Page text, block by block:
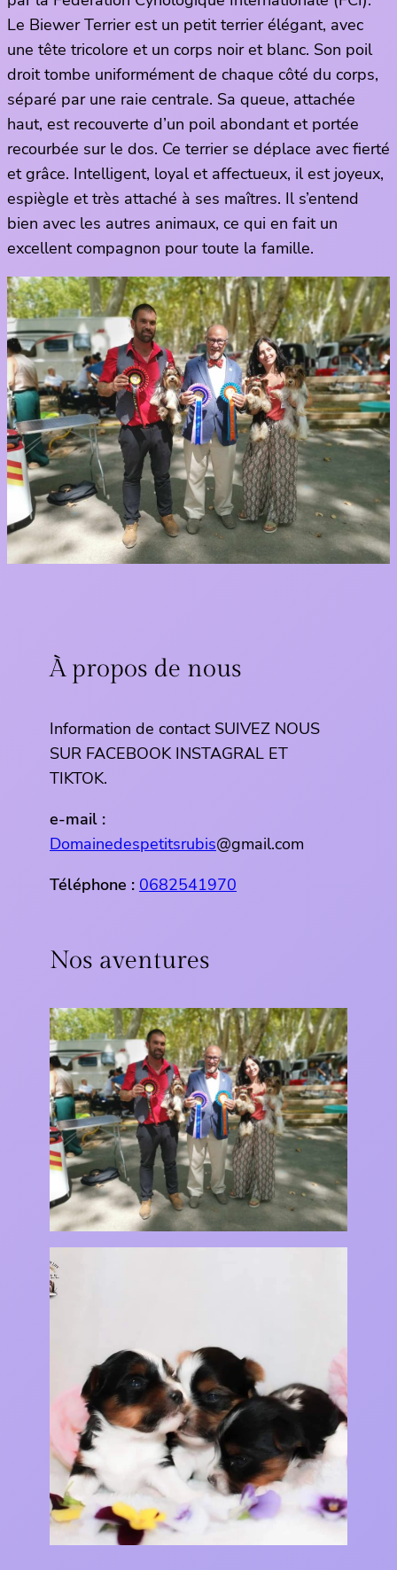
Le Biewer Terrier est un petit terrier élégant, avec
une tête tricolore et un corps noir et blanc. Son poil
droit tombe uniformément de chaque côté du corps,
séparé par une raie centrale. Sa queue, attachée
haut, est recouverte d’un poil abondant et portée
recourbée sur le dos. Ce terrier se déplace avec fierté
et grâce. Intelligent, loyal et affectueux, il est joyeux,
espiègle et très attaché à ses maîtres. Il s’entend
bien avec les autres animaux, ce qui en fait un
excellent compagnon pour toute la famille.
À propos de nous
Information de contact SUIVEZ NOUS
SUR FACEBOOK INSTAGRAL ET
TIKTOK.
e-mail :
Domainedespetitsrubis@gmail.com
Téléphone : 0682541970
Nos aventures